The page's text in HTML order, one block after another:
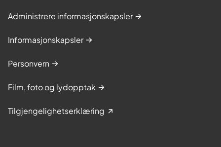
Administrere informasjonskapsler
Informasjonskapsler
Personvern
Film, foto og lydopptak
Tilgjengelighetserklæring